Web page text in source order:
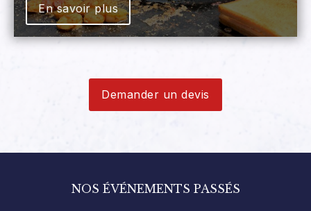
En savoir plus
Demander un devis
NOS ÉVÉNEMENTS PASSÉS